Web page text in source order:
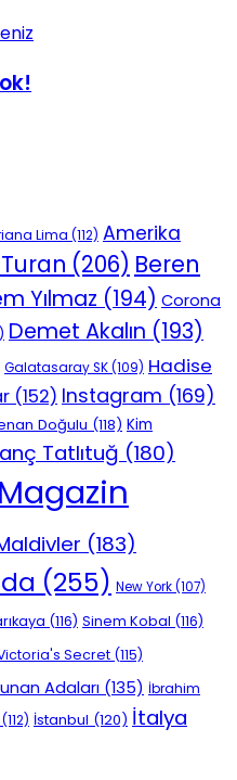
Lima (112) Amerika
(206) Beren
Yılmaz (194) Corona
Demet Akalın (193)
Galatasaray SK(109) Hadise
(152) Instagram (169)
Doğulu (118) Kim
Tatlıtuğ (180)
Magazin
(183)
(255) New York(107)
(116) Sinem Kobal (116)
Secret (115)
Adaları (135) İbrahim
(112) İstanbul (120) İtalya